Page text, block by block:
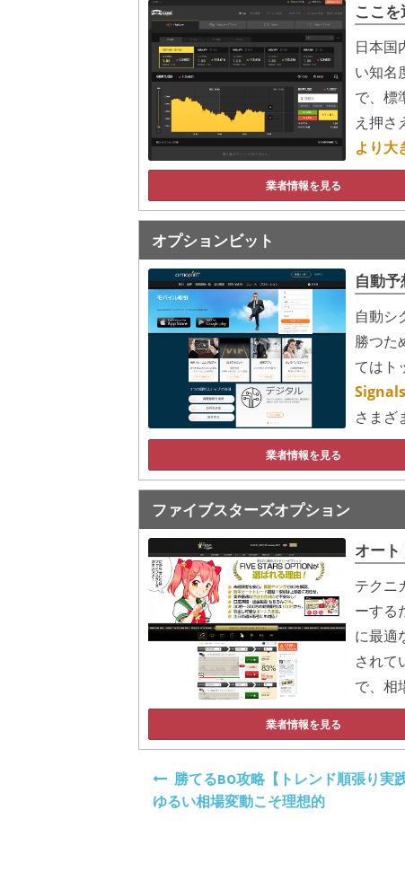
ここ
日本国
い知名
で、標
え押さ
より大
業者情報を見る
オプションビット
自動
自動シ
勝つた
てはト
Signals
さまざ
業者情報を見る
ファイブスターズオプション
オート
テクニ
ーする
に最適
されて
で、相
業者情報を見る
投
稿
勝てるBO攻略【トレンド順張り実践
ゆるい相場変動こそ理想的